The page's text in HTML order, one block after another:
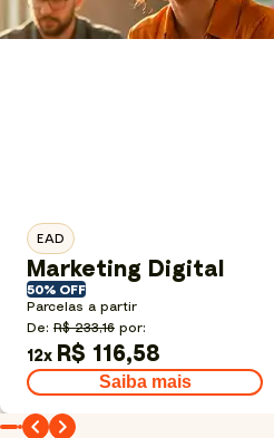
EAD
Marketing Digital
50% OFF
Parcelas a partir
De: R$ 233,16 por:
12x R$ 116,58
Saiba mais